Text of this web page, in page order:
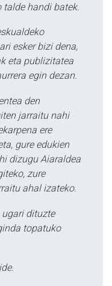
talde handi batek.
esker bizi dena,
eta publizitatea
egin dezan.
den
jarraitu nahi
ere
gure edukien
dizugu Aiaraldea
zure
ahal izateko.
dituzte
topatuko